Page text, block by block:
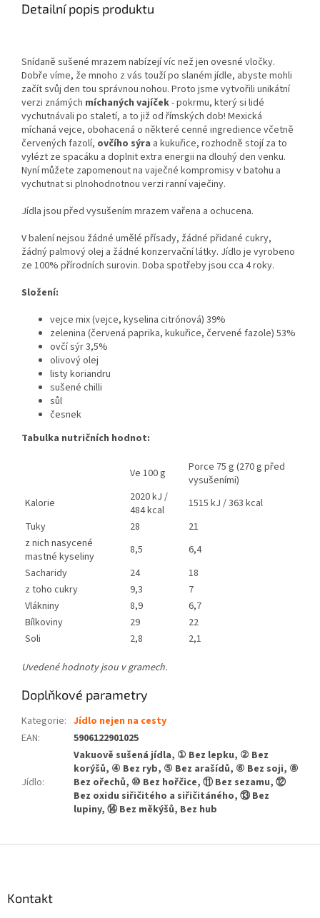
Detailní popis produktu
Snídaně sušené mrazem nabízejí víc než jen ovesné vločky.
Dobře víme, že mnoho z vás touží po slaném jídle, abyste mohli
začít svůj den tou správnou nohou. Proto jsme vytvořili unikátní
verzi známých míchaných vajíček- pokrmu, který si lidé
vychutnávali po staletí, a to již od římských dob! Mexická
míchaná vejce, obohacená o některé cenné ingredience včetně
červených fazolí, ovčího sýra a kukuřice, rozhodně stojí za to
vylézt ze spacáku a doplnit extra energii na dlouhý den venku.
Nyní můžete zapomenout na vaječné kompromisy v batohu a
vychutnat si plnohodnotnou verzi ranní vaječiny.
Jídla jsou před vysušením mrazem vařena a ochucena.
V balení nejsou žádné umělé přísady, žádné přidané cukry,
žádný palmový olej a žádné konzervační látky. Jídlo je vyrobeno
ze 100% přírodních surovin. Doba spotřeby jsou cca 4 roky.
Složení:
vejce mix (vejce, kyselina citrónová) 39%
zelenina (červená paprika, kukuřice, červené fazole) 53%
ovčí sýr 3,5%
olivový olej
listy koriandru
sušené chilli
sůl
česnek
Tabulka nutričních hodnot:
Ve 100 g
Porce 75 g (270 g před
vysušeními)
Kalorie
2020 kJ /
484 kcal
1515 kJ / 363 kcal
Tuky
28
21
z nich nasycené
mastné kyseliny
8,5
6,4
Sacharidy
24
18
z toho cukry
9,3
7
Vlákniny
8,9
6,7
Bílkoviny
29
22
Soli
2,8
2,1
Uvedené hodnoty jsou v gramech.
Doplňkové parametry
Kategorie: Jídlo nejen na cesty
EAN: 5906122901025
Jídlo:
Vakuově sušená jídla, ① Bez lepku, ② Bez
korýšů, ④ Bez ryb, ⑤ Bez arašídů, ⑥ Bez soji, ⑧
Bez ořechů, ⑩ Bez hořčice, ⑪ Bez sezamu, ⑫
Bez oxidu siřičitého a siřičitáného, ⑬ Bez
lupiny, ⑭ Bez měkýšů, Bez hub
Kontakt